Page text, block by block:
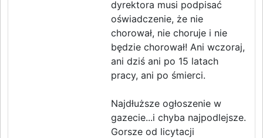
dyrektora musi podpisać
oświadczenie, że nie
chorował, nie choruje i nie
będzie chorował! Ani wczoraj,
ani dziś ani po 15 latach
pracy, ani po śmierci.
Najdłuższe ogłoszenie w
gazecie...i chyba najpodlejsze.
Gorsze od licytacji